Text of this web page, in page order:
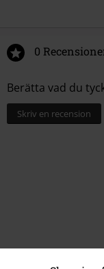
0
Berätta vad du
Skriv en recension